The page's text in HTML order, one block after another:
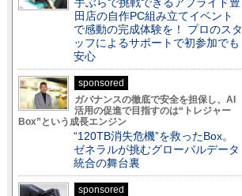
田店の自作PC組み立てイベント
で感動の完成体験を！ プロのスタ
ッフによるサポートで初参加でも
安心
sponsored
ガバナンスの徹底で安全を担保し、AI
活用の促進で目指すのは“トレジャー
Box”という成長エンジン
“120TB消失危機”を救ったBox。
ゼネラルが挑むグローバルデータ
統合の舞台裏
sponsored